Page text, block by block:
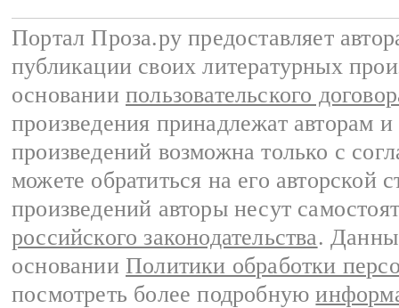
Портал Проза.ру предоставляет
публикации своих литературных
основании пользовательского
произведения принадлежат авторам
произведений возможна только с
можете обратиться на его авторской
произведений авторы несут
российского законодательства.
основании Политики обработки
посмотреть более подробную